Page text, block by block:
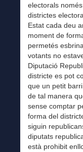
electorals
districtes
Estat cada deu
moment de
permetés
votants no
Diputació
districte es pot
que un petit
de tal manera
sense comptar
forma del
siguin
diputats
està prohibit